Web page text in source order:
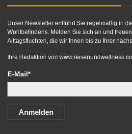
Unser Newsletter entführt Sie regelmäßig in
Wohlbefindens. Melden Sie sich an und
Alltagsfluchten, die wir Ihnen bis zu Ihrer
Ihre Redaktion von
E-Mail*
Anmelden